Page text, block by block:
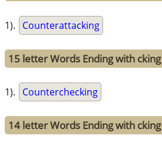
1). Counterattacking
15 letter Words Ending with cking
1). Counterchecking
14 letter Words Ending with cking